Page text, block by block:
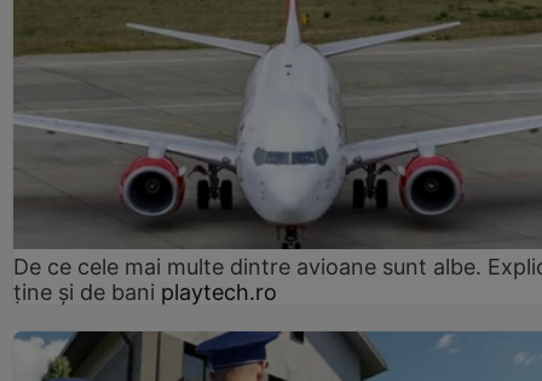
De ce cele mai multe dintre avioane sunt albe.
ține și de bani playtech.ro